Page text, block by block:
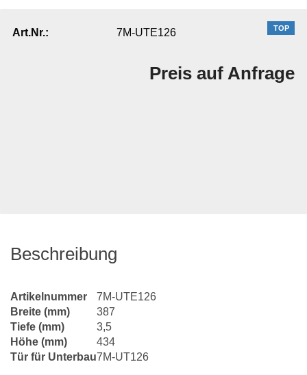
TOP
Art.Nr.: 7M-UTE126
Preis auf Anfrage
Beschreibung
Artikelnummer
7M-UTE126
Breite (mm)
387
Tiefe (mm)
3,5
Höhe (mm)
434
Tür für Unterbau7M-UT126